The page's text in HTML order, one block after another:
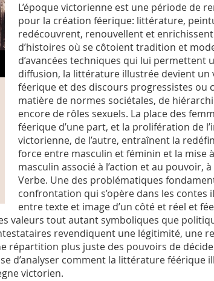
L’époque victorienne est une période de
pour la création féerique: littérature,
redécouvrent, renouvellent et
d’histoires où se côtoient tradition et
d’avancées techniques qui lui permettent
diffusion, la littérature illustrée devient un
féerique et des discours progressistes ou
matière de normes sociétales, de
encore de rôles sexuels. La place des
féerique d’une part, et la prolifération de
victorienne, de l’autre, entraînent la
force entre masculin et féminin et la mise
masculin associé à l’action et au pouvoir,
Verbe. Une des problématiques
confrontation qui s’opère dans les contes
entre texte et image d’un côté et réel et
valeurs tout autant symboliques que
revendiquent une légitimité, une
répartition plus juste des pouvoirs de
d’analyser comment la littérature féérique
victorien.